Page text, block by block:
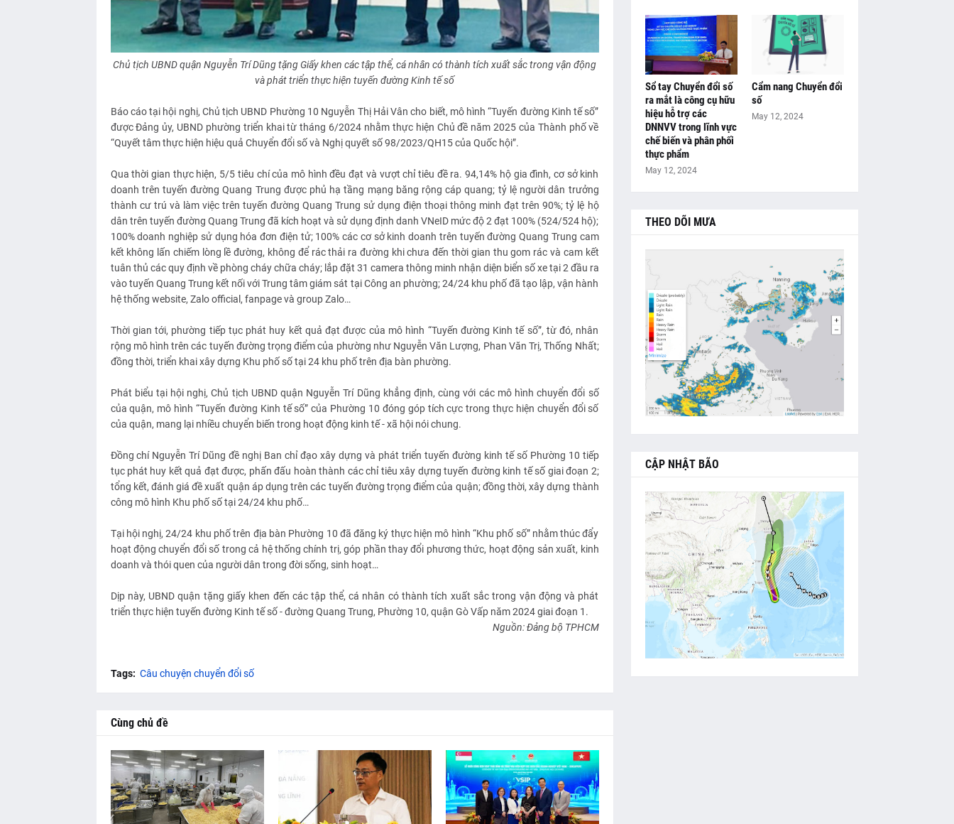
Chủ tịch UBND quận Nguyễn Trí Dũng tặng Giấy khen các tập thể, cá nhân có thành tích xuất sắc trong vận động
và phát triển thực hiện tuyến đường Kinh tế số
Báo cáo tại hội nghị, Chủ tịch UBND Phường 10 Nguyễn Thị Hải Vân cho biết, mô hình “Tuyến đường Kinh tế số”
được Đảng ủy, UBND phường triển khai từ tháng 6/2024 nhằm thực hiện Chủ đề năm 2025 của Thành phố về
“Quyết tâm thực hiện hiệu quả Chuyển đổi số và Nghị quyết số 98/2023/QH15 của Quốc hội”.
Qua thời gian thực hiện, 5/5 tiêu chí của mô hình đều đạt và vượt chỉ tiêu đề ra. 94,14% hộ gia đình, cơ sở kinh
doanh trên tuyến đường Quang Trung được phủ hạ tầng mạng băng rộng cáp quang; tỷ lệ người dân trưởng
thành cư trú và làm việc trên tuyến đường Quang Trung sử dụng điện thoại thông minh đạt trên 90%; tỷ lệ hộ
dân trên tuyến đường Quang Trung đã kích hoạt và sử dụng định danh VNeID mức độ 2 đạt 100% (524/524 hộ);
100% doanh nghiệp sử dụng hóa đơn điện tử; 100% các cơ sở kinh doanh trên tuyến đường Quang Trung cam
kết không lấn chiếm lòng lề đường, không để rác thải ra đường khi chưa đến thời gian thu gom rác và cam kết
tuân thủ các quy định về phòng cháy chữa cháy; lắp đặt 31 camera thông minh nhận diện biển số xe tại 2 đầu ra
vào tuyến Quang Trung kết nối với Trung tâm giám sát tại Công an phường; 24/24 khu phố đã tạo lập, vận hành
hệ thống website, Zalo official, fanpage và group Zalo…
Thời gian tới, phường tiếp tục phát huy kết quả đạt được của mô hình “Tuyến đường Kinh tế số”, từ đó, nhân
rộng mô hình trên các tuyến đường trọng điểm của phường như Nguyễn Văn Lượng, Phan Văn Trị, Thống Nhất;
đồng thời, triển khai xây dựng Khu phố số tại 24 khu phố trên địa bàn phường.
Phát biểu tại hội nghị, Chủ tịch UBND quận Nguyễn Trí Dũng khẳng định, cùng với các mô hình chuyển đổi số
của quận, mô hình “Tuyến đường Kinh tế số” của Phường 10 đóng góp tích cực trong thực hiện chuyển đổi số
của quận, mang lại nhiều chuyển biến trong hoạt động kinh tế - xã hội nói chung.
Đồng chí Nguyễn Trí Dũng đề nghị Ban chỉ đạo xây dựng và phát triển tuyến đường kinh tế số Phường 10 tiếp
tục phát huy kết quả đạt được, phấn đấu hoàn thành các chỉ tiêu xây dựng tuyến đường kinh tế số giai đoạn 2;
tổng kết, đánh giá đề xuất quận áp dụng trên các tuyến đường trọng điểm của quận; đồng thời, xây dựng thành
công mô hình Khu phố số tại 24/24 khu phố…
Tại hội nghị, 24/24 khu phố trên địa bàn Phường 10 đã đăng ký thực hiện mô hình “Khu phố số” nhằm thúc đẩy
hoạt động chuyển đổi số trong cả hệ thống chính trị, góp phần thay đổi phương thức, hoạt động sản xuất, kinh
doanh và thói quen của người dân trong đời sống, sinh hoạt…
Dịp này, UBND quận tặng giấy khen đến các tập thể, cá nhân có thành tích xuất sắc trong vận động và phát
triển thực hiện tuyến đường Kinh tế số - đường Quang Trung, Phường 10, quận Gò Vấp năm 2024 giai đoạn 1.
Nguồn: Đảng bộ TPHCM
Tags: Câu chuyện chuyển đổi số
Cùng chủ đề
Sổ tay Chuyển đổi số
ra mắt là công cụ hữu
hiệu hỗ trợ các
DNNVV trong lĩnh vực
chế biến và phân phối
thực phẩm
May 12, 2024
Cẩm nang Chuyển đổi
số
May 12, 2024
THEO DÕI MƯA
CẬP NHẬT BÃO